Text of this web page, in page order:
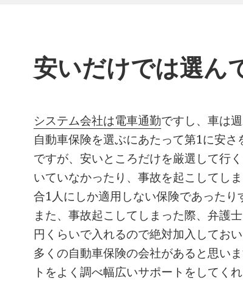
安いだけでは選ん
システム会社は電車通勤ですし、車は
自動車保険を選ぶにあたって第1に安
ですが、安いところだけを厳選して行
いていなかったり、事故を起こしてし
合1人にしか適用しない保険であった
また、事故起こしてしまった際、弁護
円くらいで入れるので絶対加入してお
多くの自動車保険の会社があると思い
トをよく調べ幅広いサポートをしてく